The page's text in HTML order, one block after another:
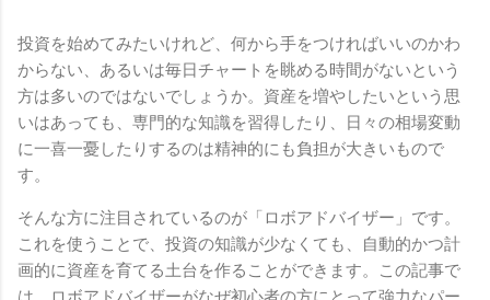
投資を始めてみたいけれど、何から手をつければいいのかわ
からない、あるいは毎日チャートを眺める時間がないという
方は多いのではないでしょうか。資産を増やしたいという思
いはあっても、専門的な知識を習得したり、日々の相場変動
に一喜一憂したりするのは精神的にも負担が大きいもので
す。
そんな方に注目されているのが「ロボアドバイザー」です。
これを使うことで、投資の知識が少なくても、自動的かつ計
画的に資産を育てる土台を作ることができます。この記事で